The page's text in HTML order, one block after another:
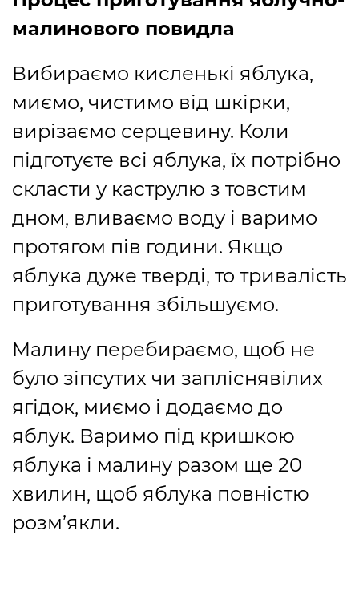
малинового повидла
Вибираємо кисленькі яблука,
миємо, чистимо від шкірки,
вирізаємо серцевину. Коли
підготуєте всі яблука, їх потрібно
скласти у каструлю з товстим
дном, вливаємо воду і варимо
протягом пів години. Якщо
яблука дуже тверді, то тривалість
приготування збільшуємо.
Малину перебираємо, щоб не
було зіпсутих чи запліснявілих
ягідок, миємо і додаємо до
яблук. Варимо під кришкою
яблука і малину разом ще 20
хвилин, щоб яблука повністю
розм’якли.